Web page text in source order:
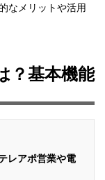
なメリットや活用
？基本機能
レアポ営業や電